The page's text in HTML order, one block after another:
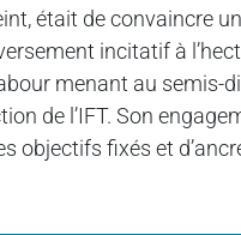
était de convaincre
incitatif à
menant au semis-
de l’IFT. Son
objectifs fixés et